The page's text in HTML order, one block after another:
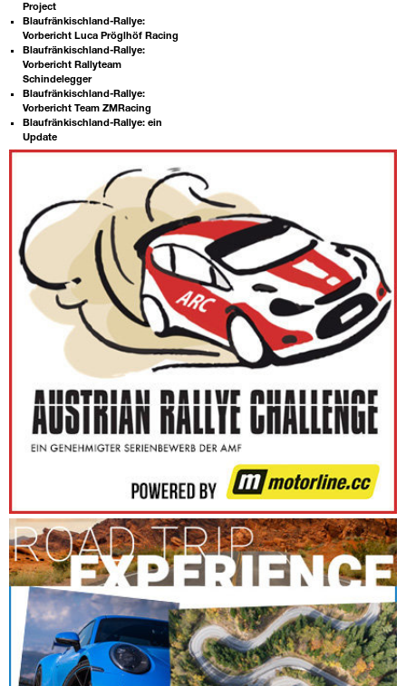
Project
Blaufränkischland-Rallye:
Vorbericht Luca Pröglhöf Racing
Blaufränkischland-Rallye:
Vorbericht Rallyteam
Schindelegger
Blaufränkischland-Rallye:
Vorbericht Team ZMRacing
Blaufränkischland-Rallye: ein
Update